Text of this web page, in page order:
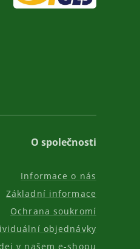
O společnosti
Informace o nás
Základní informace
Ochrana soukromí
objednávky
v našem e-shopu